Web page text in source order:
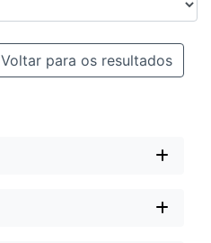
Voltar para os resultados